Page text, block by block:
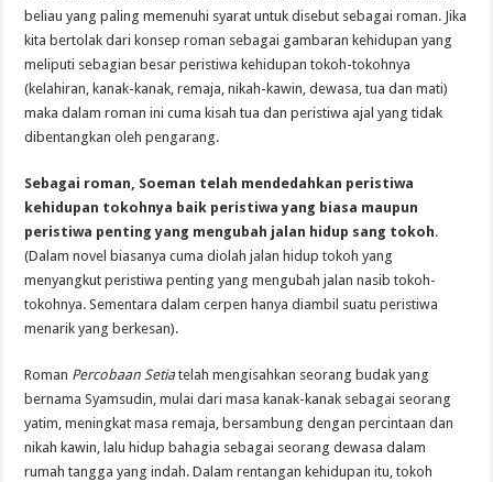
beliau yang paling memenuhi syarat untuk disebut sebagai roman. Jika
kita bertolak dari konsep roman sebagai gambaran kehidupan yang
meliputi sebagian besar peristiwa kehidupan tokoh-tokohnya
(kelahiran, kanak-kanak, remaja, nikah-kawin, dewasa, tua dan mati)
maka dalam roman ini cuma kisah tua dan peristiwa ajal yang tidak
dibentangkan oleh pengarang.
Sebagai roman, Soeman telah mendedahkan peristiwa
kehidupan tokohnya baik peristiwa yang biasa maupun
peristiwa penting yang mengubah jalan hidup sang tokoh.
(Dalam novel biasanya cuma diolah jalan hidup tokoh yang
menyangkut peristiwa penting yang mengubah jalan nasib tokoh-
tokohnya. Sementara dalam cerpen hanya diambil suatu peristiwa
menarik yang berkesan).
Roman Percobaan Setiatelah mengisahkan seorang budak yang
bernama Syamsudin, mulai dari masa kanak-kanak sebagai seorang
yatim, meningkat masa remaja, bersambung dengan percintaan dan
nikah kawin, lalu hidup bahagia sebagai seorang dewasa dalam
rumah tangga yang indah. Dalam rentangan kehidupan itu, tokoh